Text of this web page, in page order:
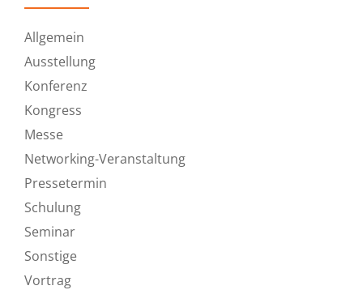
Allgemein
Ausstellung
Konferenz
Kongress
Messe
Networking-Veranstaltung
Pressetermin
Schulung
Seminar
Sonstige
Vortrag